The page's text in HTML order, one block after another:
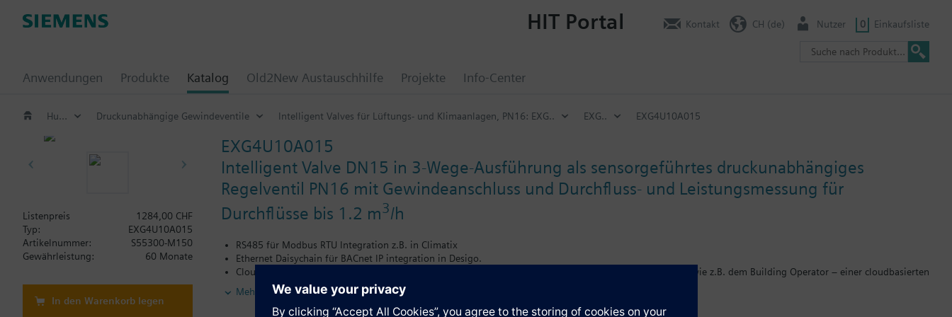
Anwendungen Produkte Katalog Old2New Austauschhilfe Projekte Info-Center
HIT Portal Kontakt CH (de) Nutzer 0 Einkaufsliste
Hub- und druckunabhängige Regelventile (PICV) Druckunabhängige Gewindeventile Intelligent Valves für Lüftungs- und Klimaanlagen, PN16: EXG.. EXG.. EXG4U10A015
EXG4U10A015
Intelligent Valve DN15 in 3-Wege-Ausführung als sensorgeführtes druckunabhängiges
Regelventil PN16 mit Gewindeanschluss und Durchfluss- und Leistungsmessung für
Durchflüsse bis 1.2 m3/h
RS485 für Modbus RTU Integration z.B. in Climatix
Ethernet Daisychain für BACnet IP integration in Desigo.
Cloud Einbindung für erweiterte Funktionen mit einer Auswahl von Software-als-Service (SaaS)-Paketen wie z.B. dem Building Operator – einer cloudbasierten
Applikation zur Fernüberwachung und – steuerung des gesamten Gebäudebestandes.
Spannungsversorgung AC/DC 24 V
Stellsignal analog DC 0/2...10 V o. 4...20 mA
Mehr
Listenpreis
1284,00 CHF
Typ:
EXG4U10A015
Artikelnummer:
S55300-M150
Gewährleistung:
60 Monate
In den Warenkorb legen